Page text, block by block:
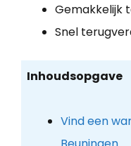
Gemakkelijk
Snel
Inhoudsopgave
Vind een